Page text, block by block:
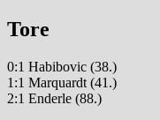
Tore
0:1 Habibovic (38.)
1:1 Marquardt (41.)
2:1 Enderle (88.)